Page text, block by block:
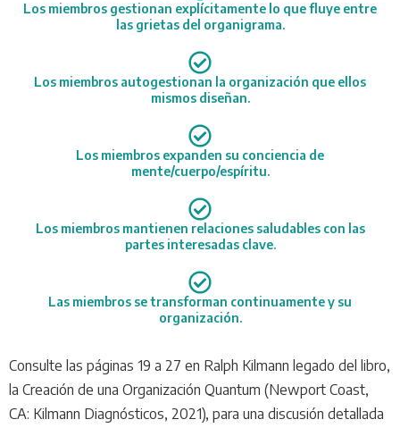
Los miembros gestionan explícitamente lo que fluye entre
las grietas del organigrama.
Los miembros autogestionan la organización que ellos
mismos diseñan.
Los miembros expanden su conciencia de
mente/cuerpo/espíritu.
Los miembros mantienen relaciones saludables con las
partes interesadas clave.
Las miembros se transforman continuamente y su
organización.
Consulte las páginas 19 a 27 en Ralph Kilmann legado del libro,
la Creación de una Organización Quantum (Newport Coast,
CA: Kilmann Diagnósticos, 2021), para una discusión detallada